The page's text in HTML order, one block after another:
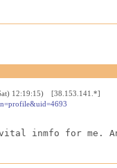
12:19:15) [38.153.141.*]
inmfo for me.